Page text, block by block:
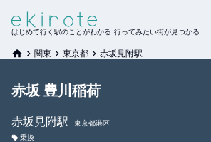
はじめて行く駅のことがわかる 行ってみたい街が見つかる
関東 東京都 赤坂見附駅
赤坂 豊川稲荷
赤坂見附駅
東京都港区
乗換